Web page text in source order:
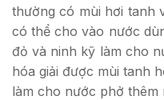
thường có mùi hơi tanh
có thể cho vào nước
đỏ và ninh kỹ làm cho
hóa giải được mùi tanh
làm cho nước phở thêm